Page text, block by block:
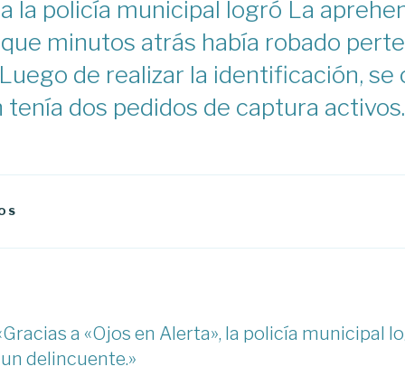
la policía municipal logró La
minutos atrás había robado
de realizar la identificación, se
dos pedidos de captura activos.
a «Ojos en Alerta», la policía municipal
delincuente.»